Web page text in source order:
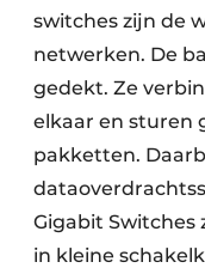
switches zijn de
netwerken. De
gedekt. Ze
elkaar en sturen
pakketten.
Gigabit Switches
in kleine